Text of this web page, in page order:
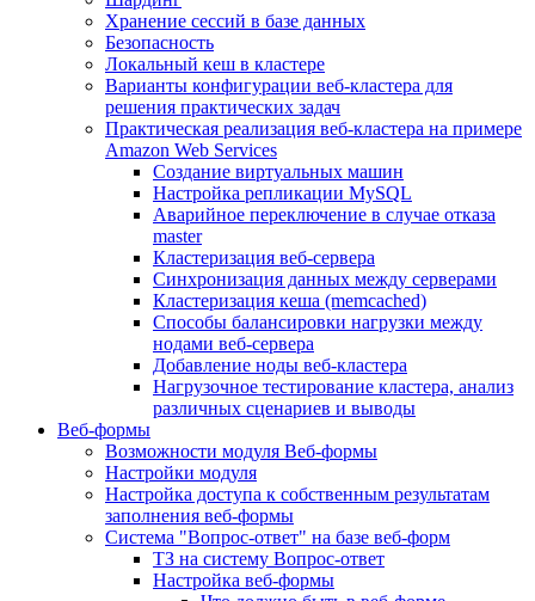
Хранение сессий в базе данных
Безопасность
Локальный кеш в кластере
Варианты конфигурации веб-кластера для
решения практических задач
Практическая реализация веб-кластера на примере
Amazon Web Services
Создание виртуальных машин
Настройка репликации MySQL
Аварийное переключение в случае отказа
master
Кластеризация веб-сервера
Синхронизация данных между серверами
Кластеризация кеша (memcached)
Способы балансировки нагрузки между
нодами веб-сервера
Добавление ноды веб-кластера
Нагрузочное тестирование кластера, анализ
различных сценариев и выводы
Веб-формы
Возможности модуля Веб-формы
Настройки модуля
Настройка доступа к собственным результатам
заполнения веб-формы
Система "Вопрос-ответ" на базе веб-форм
ТЗ на систему Вопрос-ответ
Настройка веб-формы